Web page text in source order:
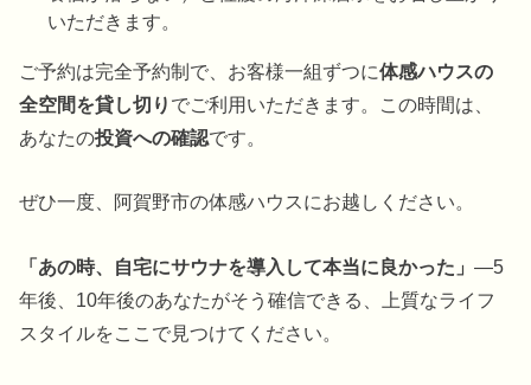
いただきます。
ご予約は完全予約制で、お客様一組ずつに体感ハウスの
全空間を貸し切り でご利用いただきます。この時間は、
あなたの投資への確認です。
ぜひ一度、阿賀野市の体感ハウスにお越しください。
「あの時、自宅にサウナを導入して本当に良かった」—5
年後、10年後のあなたがそう確信できる、上質なライフ
スタイルをここで見つけてください。